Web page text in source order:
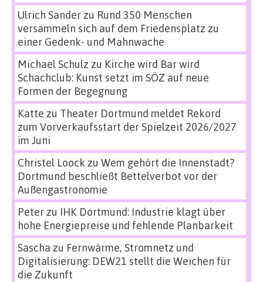
Ulrich Sanderzu Rund 350 Menschen
versammeln sich auf dem Friedensplatz zu
einer Gedenk- und Mahnwache
Michael Schulz zu Kirche wird Bar wird
Schachclub: Kunst setzt im SÖZ auf neue
Formen der Begegnung
Katte zu Theater Dortmund meldet Rekord
zum Vorverkaufsstart der Spielzeit 2026/2027
im Juni
Christel Loock zu Wem gehört die Innenstadt?
Dortmund beschließt Bettelverbot vor der
Außengastronomie
Peterzu IHK Dortmund: Industrie klagt über
hohe Energiepreise und fehlende Planbarkeit
Sascha zu Fernwärme, Stromnetz und
Digitalisierung: DEW21 stellt die Weichen für
die Zukunft